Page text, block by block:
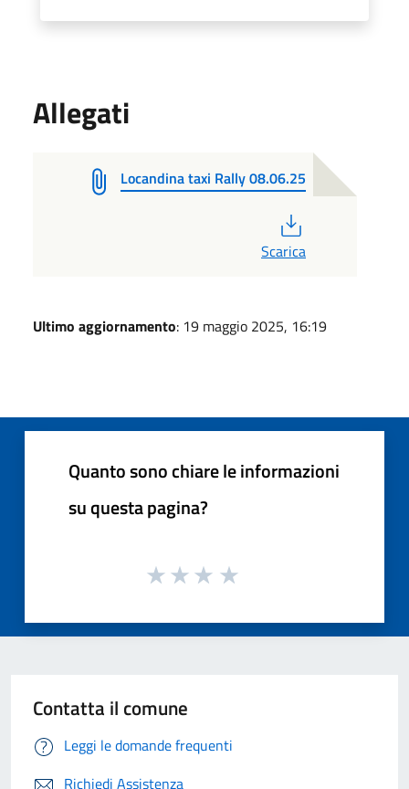
Allegati
Locandina taxi Rally 08.06.25
Scarica
Ultimo aggiornamento: 19 maggio 2025, 16:19
Quanto sono chiare le informazioni
su questa pagina?
Contatta il comune
Leggi le domande frequenti
Richiedi Assistenza